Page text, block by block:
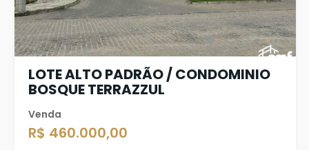
LOTE ALTO PADRÃO / CONDOMINIO
BOSQUE TERRAZZUL
Venda
R$ 460.000,00